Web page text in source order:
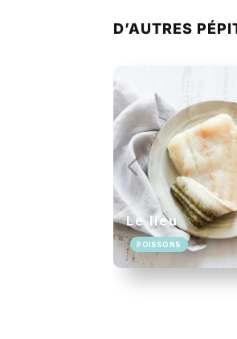
D’AUTRES
Le lieu
POISSONS